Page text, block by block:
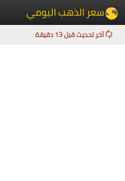
سعر الذهب اليومي
آخر تحديث قبل 13 دقيقة